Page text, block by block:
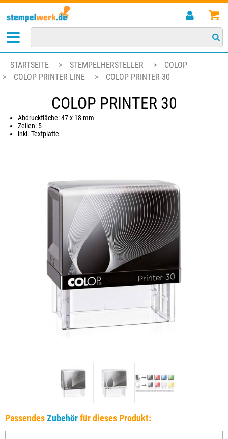
STARTSEITE > STEMPELHERSTELLER >
COLOP
>
COLOP PRINTER LINE > COLOP PRINTER 30
COLOP PRINTER 30
Abdruckfläche: 47 x 18 mm
Zeilen: 5
inkl. Textplatte
PassendesZubehörfür dieses Produkt: